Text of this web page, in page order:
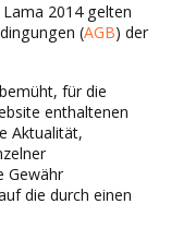
2014 gelten
(AGB) der
für die
enthaltenen
Aktualität,
Gewähr
die durch einen